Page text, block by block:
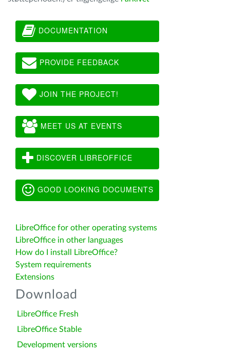
DOCUMENTATION
PROVIDE FEEDBACK
JOIN THE PROJECT!
MEET US AT EVENTS
DISCOVER LIBREOFFICE
GOOD LOOKING DOCUMENTS
LibreOffice for other operating systems
LibreOffice in other languages
How do I install LibreOffice?
System requirements
Extensions
Download
LibreOffice Fresh
LibreOffice Stable
Development versions